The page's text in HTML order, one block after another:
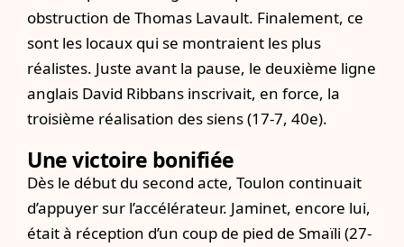
obstruction de Thomas Lavault. Finalement, ce
sont les locaux qui se montraient les plus
réalistes. Juste avant la pause, le deuxième ligne
anglais David Ribbans inscrivait, en force, la
troisième réalisation des siens (17-7, 40e).
Une victoire bonifiée
Dès le début du second acte, Toulon continuait
d’appuyer sur l’accélérateur. Jaminet, encore lui,
était à réception d’un coup de pied de Smaïli (27-